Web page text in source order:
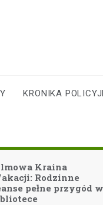
KRONIKA
Zatrzymanie
papierosami